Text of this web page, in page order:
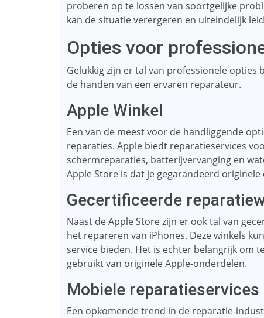
proberen op te lossen van soortgelijke
kan de situatie verergeren en uiteindelijk
Opties voor
Gelukkig zijn er tal van professionele opties
de handen van een ervaren reparateur.
Apple Winkel
Een van de meest voor de handliggende
reparaties. Apple biedt reparatieservices
schermreparaties, batterijvervanging en
Apple Store is dat je gegarandeerd
Gecertificeerde
Naast de Apple Store zijn er ook tal van
het repareren van iPhones. Deze winkels
service bieden. Het is echter belangrijk om
gebruikt van originele Apple-onderdelen.
Mobiele reparatieservices
Een opkomende trend in de reparatie-